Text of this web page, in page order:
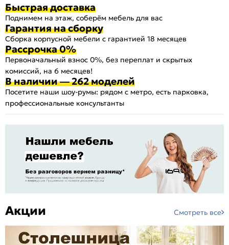
Быстрая доставка
Поднимем на этаж, соберём мебель для вас
Гарантия на сборку
Сборка корпусной мебели с гарантией 18 месяцев
Рассрочка 0%
Первоначальный взнос 0%, без переплат и скрытых
комиссий, на 6 месяцев!
В наличии — 262 моделей
Посетите наши шоу-румы: рядом с метро, есть парковка,
профессиональные консультанты
Акции Смотреть все